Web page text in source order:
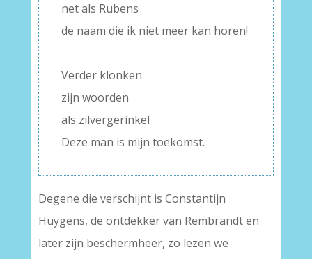
net als Rubens
de naam die ik niet meer kan horen!
Verder klonken
zijn woorden
als zilvergerinkel
Deze man is mijn toekomst.
Degene die verschijnt is Constantijn
Huygens, de ontdekker van Rembrandt en
later zijn beschermheer, zo lezen we